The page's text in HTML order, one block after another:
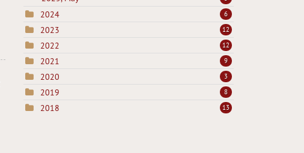
2024 6
2023 12
2022 12
2021 9
2020 3
2019 8
2018 13